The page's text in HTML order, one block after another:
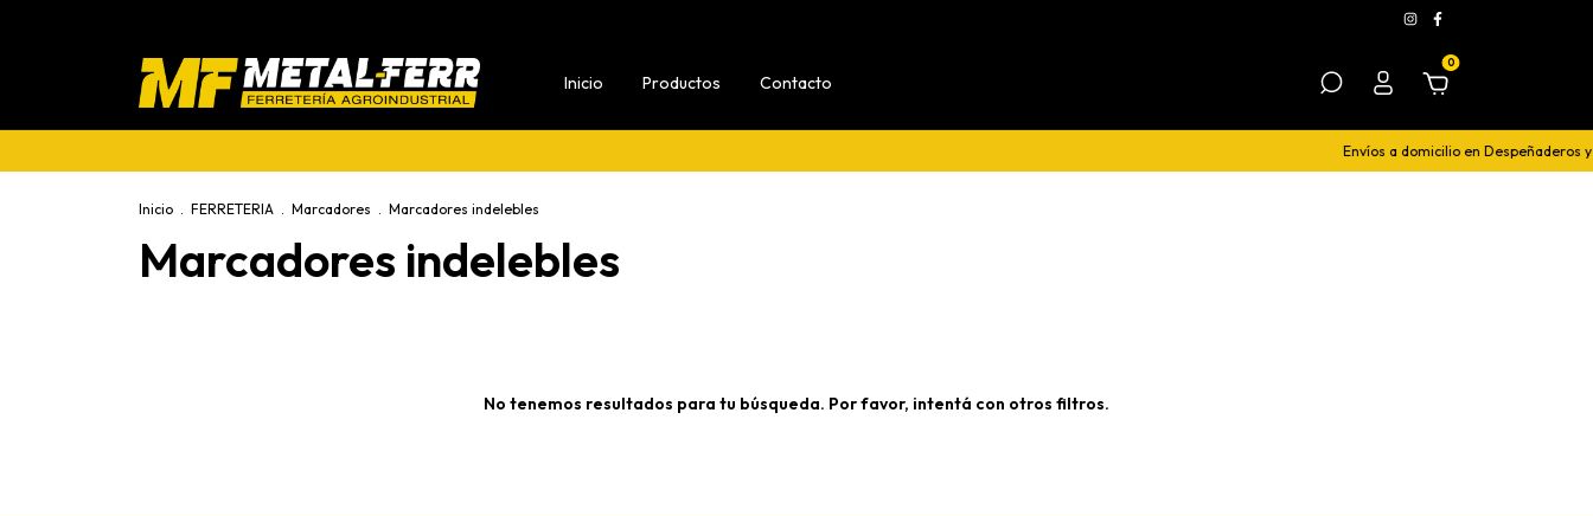
Inicio Productos Contacto
0
Envíos a domicilio en Despeñaderos y
Inicio . FERRETERIA . Marcadores . Marcadores indelebles
Marcadores indelebles
No tenemos resultados para tu búsqueda. Por favor, intentá con otros filtros.